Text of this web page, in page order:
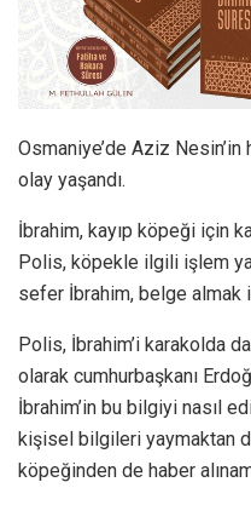
Osmaniye’de Aziz
olay yaşandı.
İbrahim, kayıp köpeği için
Polis, köpekle ilgili işlem
sefer İbrahim, belge almak
Polis, İbrahim’i karakolda
olarak cumhurbaşkanı
İbrahim’in bu bilgiyi nasıl
kişisel bilgileri yaymaktan
köpeğinden de haber